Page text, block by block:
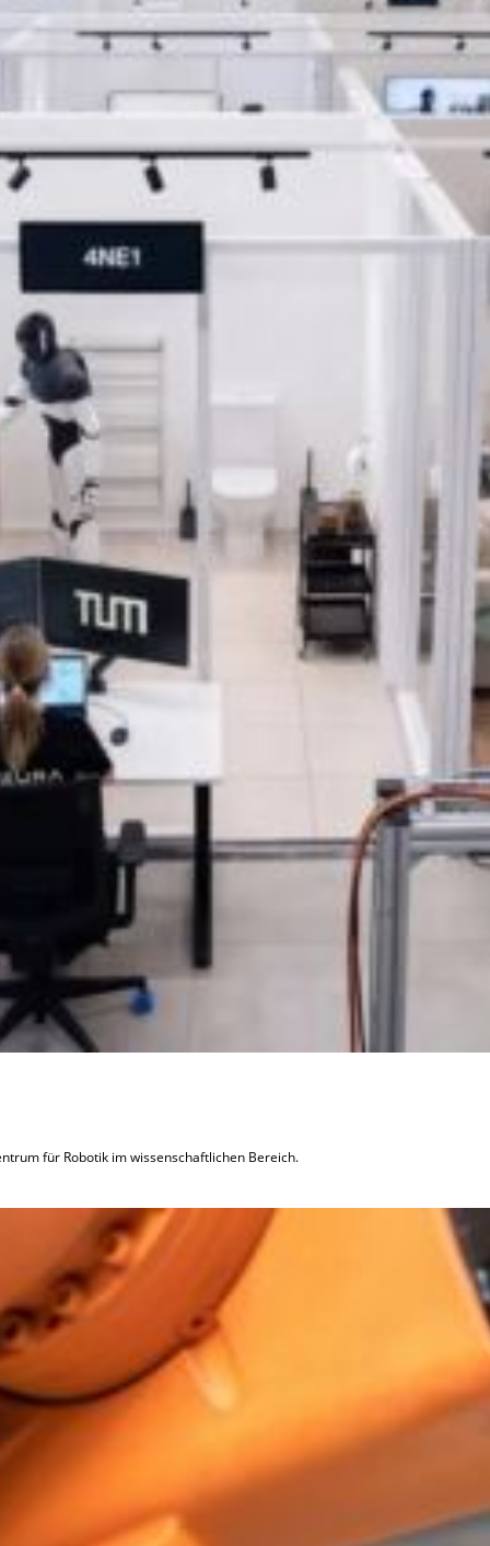
für Robotik im wissenschaftlichen Bereich.